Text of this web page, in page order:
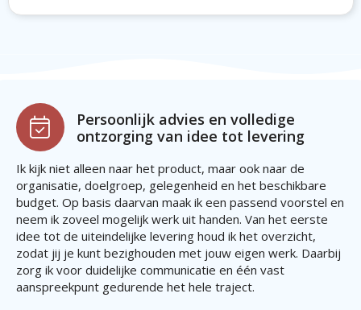
Persoonlijk advies en volledige
ontzorging van idee tot levering
Ik kijk niet alleen naar het product, maar ook naar de
organisatie, doelgroep, gelegenheid en het beschikbare
budget. Op basis daarvan maak ik een passend voorstel en
neem ik zoveel mogelijk werk uit handen. Van het eerste
idee tot de uiteindelijke levering houd ik het overzicht,
zodat jij je kunt bezighouden met jouw eigen werk. Daarbij
zorg ik voor duidelijke communicatie en één vast
aanspreekpunt gedurende het hele traject.